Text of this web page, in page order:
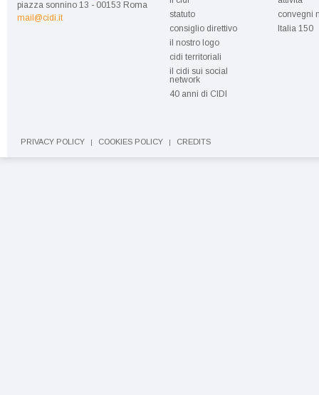
piazza sonnino 13 - 00153 Roma
mail@cidi.it
statuto
consiglio direttivo
il nostro logo
cidi territoriali
il cidi sui social
network
40 anni di CIDI
convegni
Italia 150
PRIVACY POLICY COOKIES POLICY CREDITS